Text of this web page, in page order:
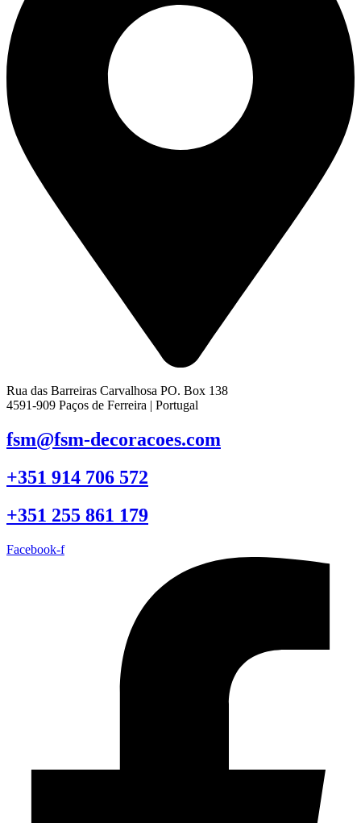
Rua das Barreiras Carvalhosa PO. Box 138
4591-909 Paços de Ferreira | Portugal
fsm@fsm-decoracoes.com
+351 914 706 572
+351 255 861 179
Facebook-f